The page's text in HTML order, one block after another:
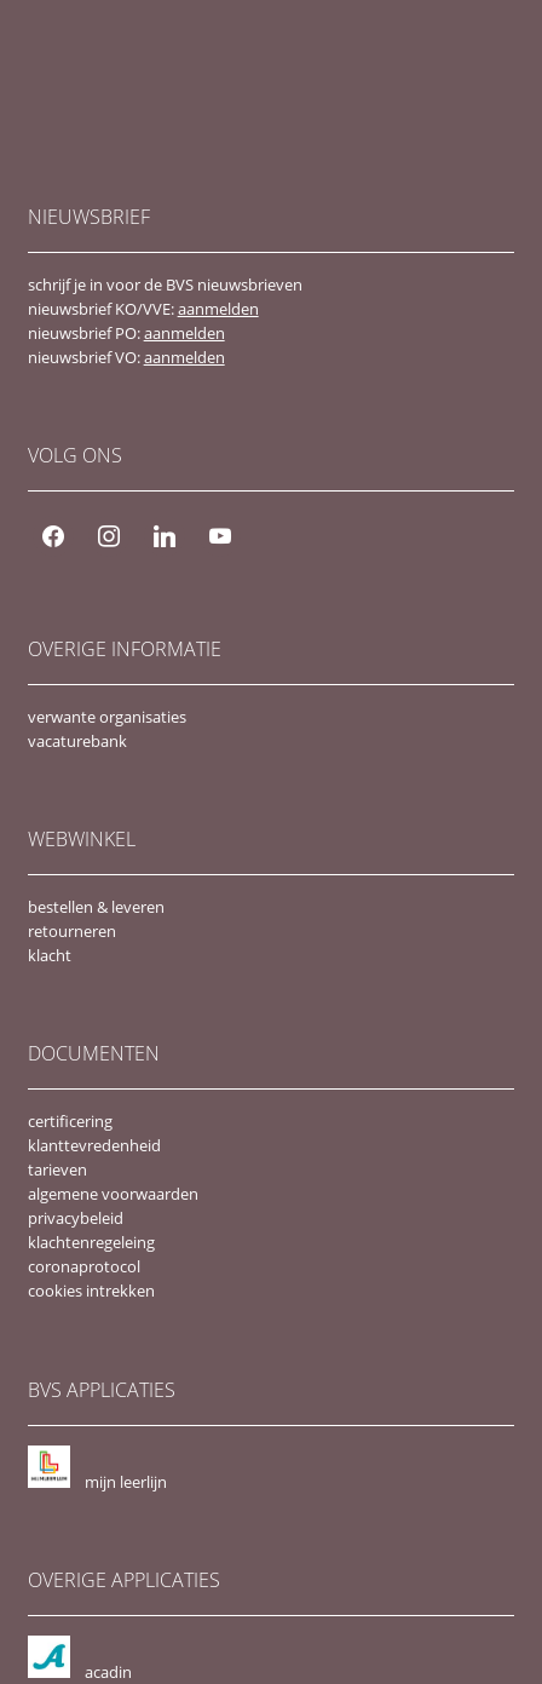
NIEUWSBRIEF
schrijf je in voor de BVS nieuwsbrieven
nieuwsbrief KO/VVE:aanmelden
nieuwsbrief PO:aanmelden
nieuwsbrief VO:aanmelden
VOLG ONS
facebook instagramlinkedin youtube
OVERIGE INFORMATIE
verwante organisaties
vacaturebank
WEBWINKEL
bestellen & leveren
retourneren
klacht
DOCUMENTEN
certificering
klanttevredenheid
tarieven
algemene voorwaarden
privacybeleid
klachtenregeleing
coronaprotocol
cookies intrekken
BVS APPLICATIES
mijn leerlijn
OVERIGE APPLICATIES
acadin